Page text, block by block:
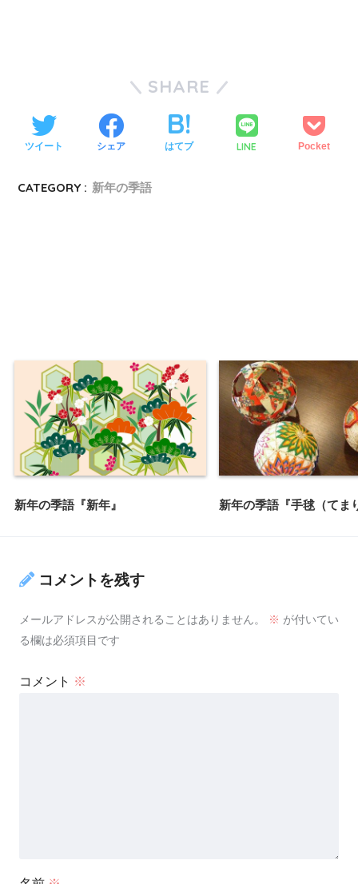
SHARE
ツイート シェア はてブ LINE Pocket
CATEGORY : 新年の季語
新年の季語『新年』 新年の季語『手毬（てま
コメントを残す
メールアドレスが公開されることはありません。 ※ が付いてい
る欄は必須項目です
コメント ※